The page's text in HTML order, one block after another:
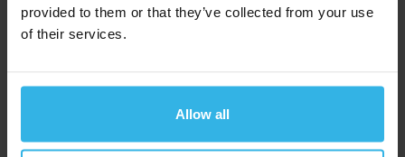
provided to them or that they’ve collected from your use
of their services.
Allow all
per personalizzare e massimizzare le prestazioni
delle vostre molle a gas.
Per saperne di più